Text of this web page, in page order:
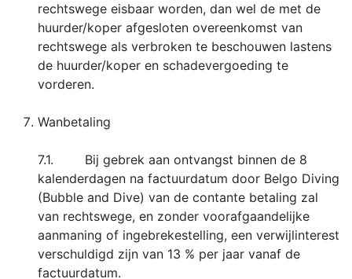
rechtswege eisbaar worden, dan wel de met de
huurder/koper afgesloten overeenkomst van
rechtswege als verbroken te beschouwen lastens
de huurder/koper en schadevergoeding te
vorderen.
Wanbetaling
7.1. Bij gebrek aan ontvangst binnen de 8
kalenderdagen na factuurdatum door Belgo Diving
(Bubble and Dive) van de contante betaling zal
van rechtswege, en zonder voorafgaandelijke
aanmaning of ingebrekestelling, een verwijlinterest
verschuldigd zijn van 13 % per jaar vanaf de
factuurdatum.